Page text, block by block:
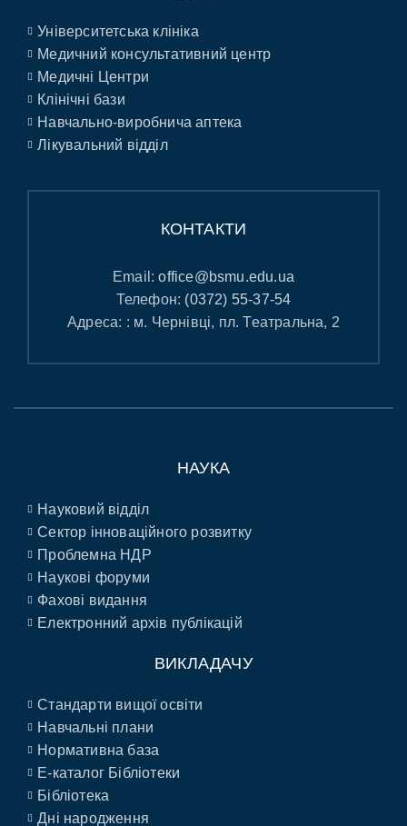
Університетська клініка
Медичний консультативний центр
Медичні Центри
Клінічні бази
Навчально-виробнича аптека
Лікувальний відділ
КОНТАКТИ
Email:office@bsmu.edu.ua
Телефон: (0372) 55-37-54
Адреса: : м. Чернівці, пл. Театральна, 2
НАУКА
Науковий відділ
Сектор інноваційного розвитку
Проблемна НДР
Наукові форуми
Фахові видання
Електронний архів публікацій
ВИКЛАДАЧУ
Стандарти вищої освіти
Навчальні плани
Нормативна база
E-каталог Бібліотеки
Бібліотека
Дні народження